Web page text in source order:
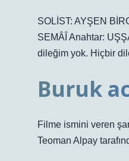
SOLİST: AYŞEN
SEMÂÎ Anahtar:
dileğim yok. Hiçbir
Buruk
Filme ismini veren
Teoman Alpay